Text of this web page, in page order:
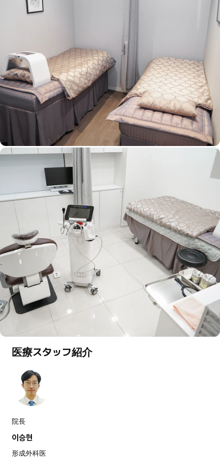
医療スタッフ紹介
院長
이승현
形成外科医